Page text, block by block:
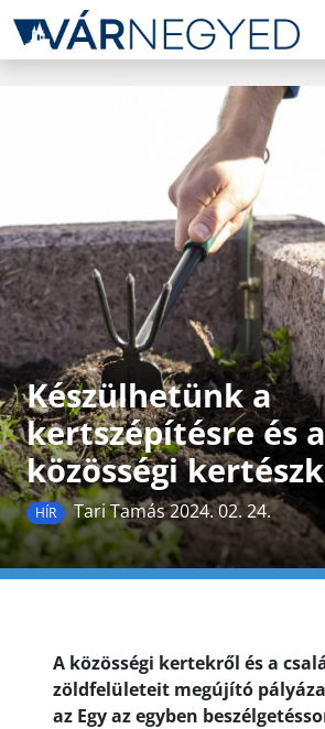
Készülhetünk a
kertszépítésre és a
közösségi
HÍR Tari Tamás 2024. 02. 24.
A közösségi kertekről és a
zöldfelületeit megújító
az Egy az egyben